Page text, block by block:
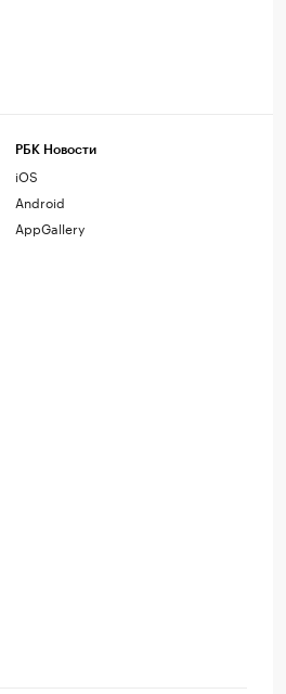
РБК Новости
iOS
Android
AppGallery